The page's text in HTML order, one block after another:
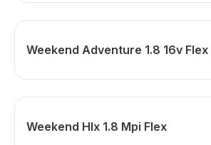
Weekend Adventure 1.8 16v Flex
Weekend Hlx 1.8 Mpi Flex